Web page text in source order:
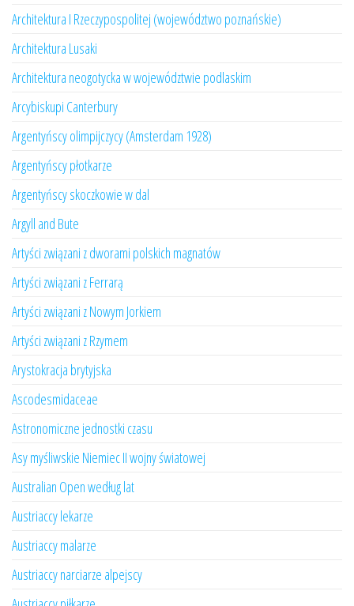
Architektura I Rzeczypospolitej (województwo poznańskie)
Architektura Lusaki
Architektura neogotycka w województwie podlaskim
Arcybiskupi Canterbury
Argentyńscy olimpijczycy (Amsterdam 1928)
Argentyńscy płotkarze
Argentyńscy skoczkowie w dal
Argyll and Bute
Artyści związani z dworami polskich magnatów
Artyści związani z Ferrarą
Artyści związani z Nowym Jorkiem
Artyści związani z Rzymem
Arystokracja brytyjska
Ascodesmidaceae
Astronomiczne jednostki czasu
Asy myśliwskie Niemiec II wojny światowej
Australian Open według lat
Austriaccy lekarze
Austriaccy malarze
Austriaccy narciarze alpejscy